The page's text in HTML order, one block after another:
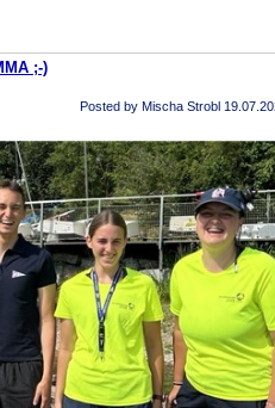
;-)
Posted by Mischa Strobl